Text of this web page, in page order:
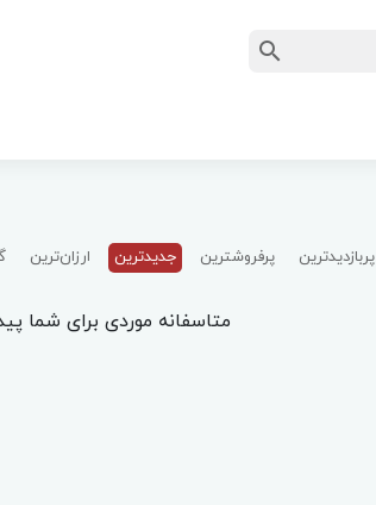
پربازدیدترین پرفروشترین جدیدترین ارزان‌ترین
متاسفانه موردی برای شما